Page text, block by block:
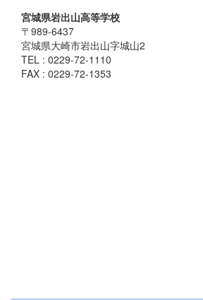
宮城県岩出山高等学校
〒989-6437
宮城県大崎市岩出山字城山2
TEL : 0229-72-1110
FAX : 0229-72-1353